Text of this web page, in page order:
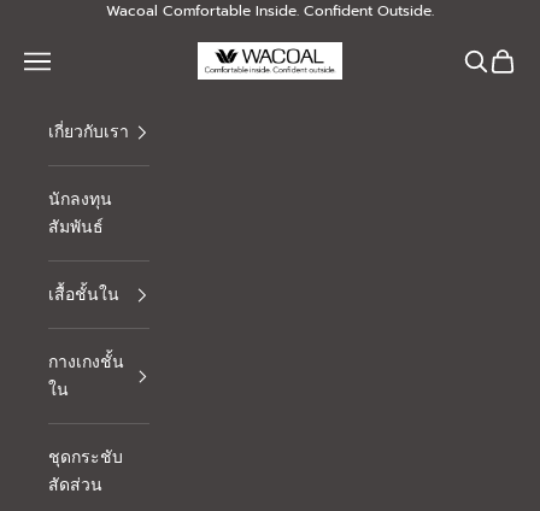
Skip to contentWacoal Comfortable Inside. Confident Outside.
Thai Wacoal Public Company Limited
Navigation menu Search
Cart
เกี่ยวกับเรา
นักลงทุน
สัมพันธ์
เสื้อชั้นใน
กางเกงชั้น
ใน
ชุดกระชับ
สัดส่วน